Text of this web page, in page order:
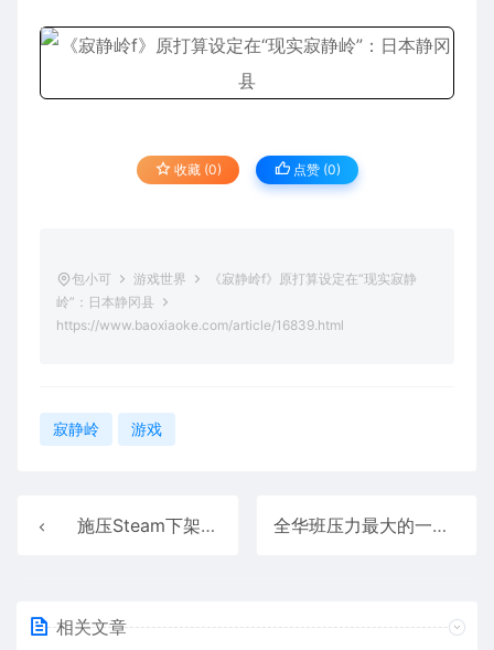
收藏 (0) 点赞 (0)
包小可 游戏世界
《寂静岭f》原打算设定在“现实寂静
岭”：日本静冈县
https://www.baoxiaoke.com/article/16839.html
寂静岭 游戏
施压Steam下架R18游戏的组织声讨马斯克：煽动网暴 全华班压力最大的一集 多位韩国Coser确认亮相上海CJ
相关文章